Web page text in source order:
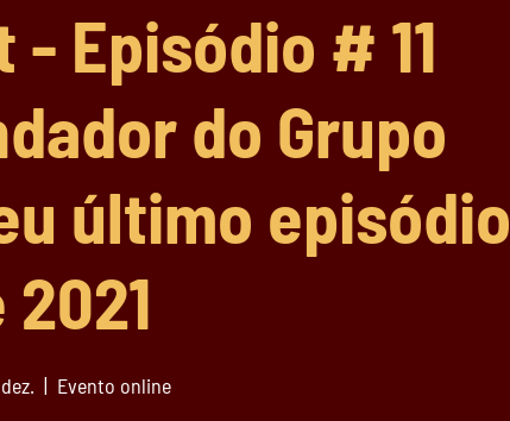
- Episódio # 11
do Grupo
último episódio
2021
  |
Evento online